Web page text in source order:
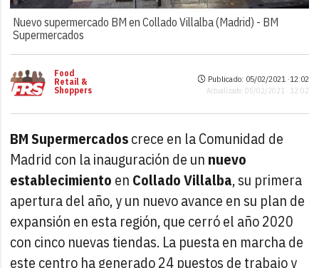
Nuevo supermercado BM en Collado Villalba (Madrid) - BM
Supermercados
Food
Retail &
Shoppers
Publicado: 05/02/2021 ·12:02
Actualizado: 05/02/2021 · 12:02
BM Supermercadoscrece en la Comunidad de
Madrid con la inauguración de un nuevo
establecimiento en Collado Villalba, su primera
apertura del año, y un nuevo avance en su plan de
expansión en esta región, que cerró el año 2020
con cinco nuevas tiendas. La puesta en marcha de
este centro ha generado 24 puestos de trabajo y